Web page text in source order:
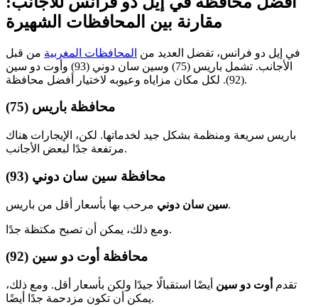
مقارنة بين المحافظات الشهيرة
في إيل دو فرانس، تفضل العديد من المحافظات المغربية من قبل
الأجانب. تشمل باريس (75) وسين سان دوني (93) وأوت دو سين
(92). لكل مكان مزاياه وعيوبه لاختيار أفضل محافظة.
محافظة باريس (75)
باريس سريعة ومنظمة بشكل جيد لخدماتها. لكن، الإيجارات هناك
مرتفعة جدًا لبعض الأجانب.
محافظة سين سان دوني (93)
سين سان دونيمرحب بها بأسعار أقل من باريس.
ومع ذلك، يمكن أن تصبح مكتظة جدًا.
محافظة أوت دو سين (92)
تقدم أوت دو سين أيضًا استقبالًا جيدًا ولكن بأسعار أقل. ومع ذلك،
يمكن أن تكون مزدحمة جدًا أيضًا.